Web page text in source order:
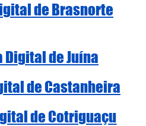
de Brasnorte
Digital de Juína
de Castanheira
de Cotriguaçu